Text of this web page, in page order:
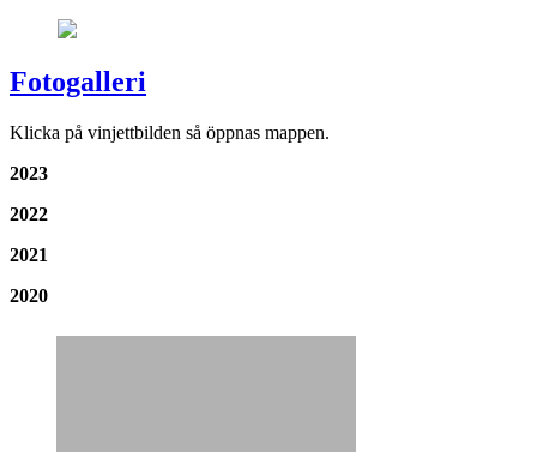
Fotogalleri
Klicka på vinjettbilden så öppnas mappen.
2023
2022
2021
2020